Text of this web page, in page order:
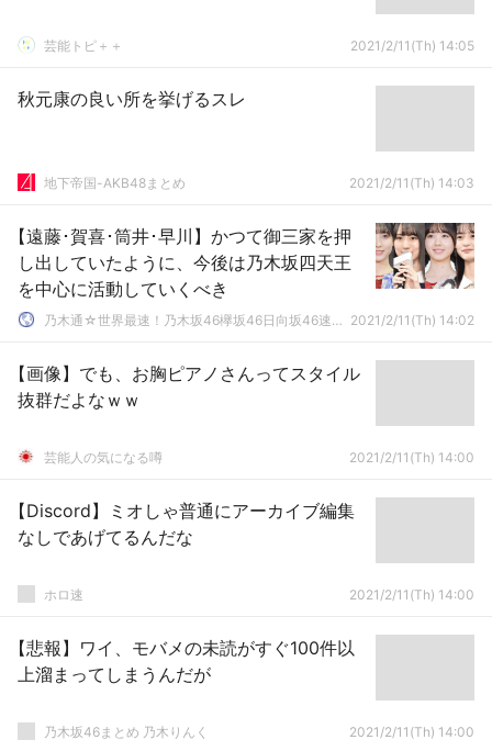
芸能トピ＋＋ 2021/2/11(Th) 14:05
秋元康の良い所を挙げるスレ
地下帝国-AKB48まとめ 2021/2/11(Th) 14:03
【遠藤･賀喜･筒井･早川】かつて御三家を押
し出していたように、今後は乃木坂四天王
を中心に活動していくべき
乃木通☆世界最速！乃木坂46欅坂46日向坂46速報まとめ 2021/2/11(Th) 14:02
【画像】でも、お胸ピアノさんってスタイル
抜群だよなｗｗ
芸能人の気になる噂 2021/2/11(Th) 14:00
【Discord】ミオしゃ普通にアーカイブ編集
なしであげてるんだな
ホロ速 2021/2/11(Th) 14:00
【悲報】ワイ、モバメの未読がすぐ100件以
上溜まってしまうんだが
乃木坂46まとめ 乃木りんく 2021/2/11(Th) 14:00